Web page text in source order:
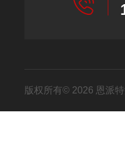
版权所有© 2026 恩派